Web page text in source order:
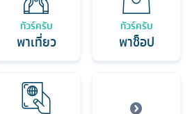
ทัวร์ครับ
พาเที่ยว
ทัวร์ครับ
พาช็อป